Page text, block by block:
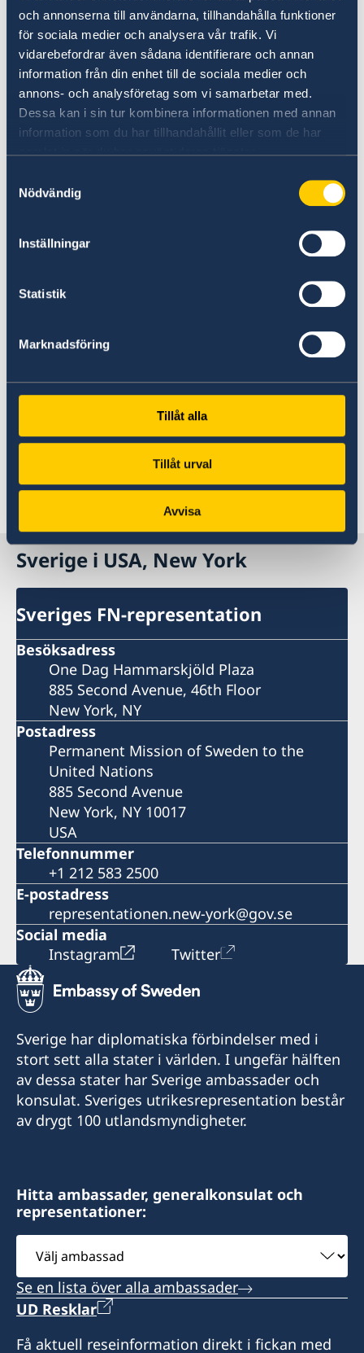
och annonserna till användarna, tillhandahålla funktioner
för sociala medier och analysera vår trafik. Vi
vidarebefordrar även sådana identifierare och annan
information från din enhet till de sociala medier och
annons- och analysföretag som vi samarbetar med.
Dessa kan i sin tur kombinera informationen med annan
information som du har tillhandahållit eller som de har
samlat in när du har använt deras tjänster.
Nödvändig
Inställningar
Statistik
Marknadsföring
Tillåt alla
Tillåt urval
Avvisa
Development Programme), WFP (World Food
Programme) och UNHCR (United Nations High
Commissioner for Refugees).
För mer information om FN (på engelska):
Generalsekreteraren
Ekonomiska och sociala rådet (ECOSOC)
Förvaltarskapsrådet
Sverige i FN
Sverige i USA, New York
Sveriges FN-representation
Besöksadress
One Dag Hammarskjöld Plaza
885 Second Avenue, 46th Floor
New York, NY
Postadress
Permanent Mission of Sweden to the
United Nations
885 Second Avenue
New York, NY 10017
USA
Telefonnummer
+1 212 583 2500
E-postadress
representationen.new-york@gov.se
Social media
Instagram
Twitter
Sverige har diplomatiska förbindelser med i
stort sett alla stater i världen. I ungefär hälften
av dessa stater har Sverige ambassader och
konsulat. Sveriges utrikesrepresentation består
av drygt 100 utlandsmyndigheter.
Hitta ambassader, generalkonsulat och
representationer:
Välj
ambassad
Se en lista över alla ambassader
UD Resklar
Få aktuell reseinformation direkt i fickan med